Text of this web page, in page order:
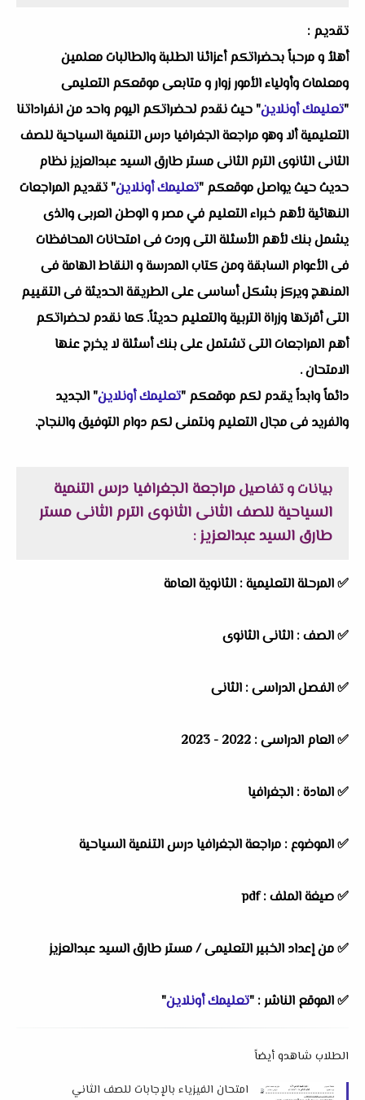
تقديم :
أهلاُ و مرحباً بحضراتكم أعزائنا الطلبة والطالبات معلمين
ومعلمات وأولياء الأمور زوار و متابعى موقعكم التعليمى
"تعليمك أونلاين" حيث نقدم لحضراتكم اليوم واحد من انفراداتنا
التعليمية ألا وهومراجعة الجغرافيا درس التنمية السياحية للصف
الثانى الثانوى الترم الثانى مستر طارق السيد عبدالعزيزنظام
حديث حيث يواصل موقعكم "تعليمك أونلاين" تقديم المراجعات
النهائية لأهم خبراء التعليم في مصر و الوطن العربى والذى
يشمل بنك لأهم الأسئلة التى وردت فى امتحانات المحافظات
فى الأعوام السابقة ومن كتاب المدرسة و النقاط الهامة فى
المنهج ويركز بشكل أساسى على الطريقة الحديثة فى التقييم
التى أقرتها وزراة التربية والتعليم حديثاً. كما نقدم لحضراتكم
أهم المراجعات التى تشتمل على بنك أسئلة لا يخرج عنها
الامتحان .
دائماً وابداً يقدم لكم موقعكم "تعليمك أونلاين" الجديد
والفريد فى مجال التعليم ونتمنى لكم دوام التوفيق والنجاح.
بيانات و تفاصيلمراجعة الجغرافيا درس التنمية
السياحية للصف الثانى الثانوى الترم الثانى مستر
طارق السيد عبدالعزيز:
✅ المرحلة التعليمية : الثانوية العامة
✅ الصف : الثانى الثانوى
✅ الفصل الدراسى : الثانى
✅ العام الدراسى : 2022 - 2023
✅ المادة : الجغرافيا
✅ الموضوع : مراجعة الجغرافيا درس التنمية السياحية
✅ صيغة الملف : pdf
✅ من إعداد الخبير التعليمى /مستر طارق السيد عبدالعزيز
✅ الموقع الناشر : "تعليمك أونلاين"
الطلاب شاهدو أيضاً
امتحان الفيزياء بالإجابات للصف الثاني